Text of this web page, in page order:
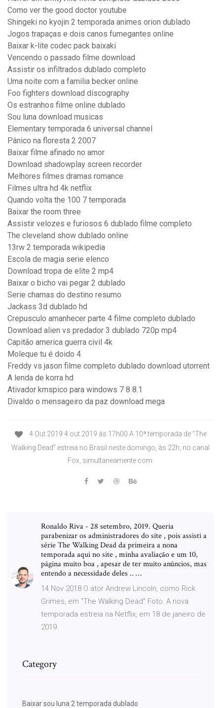
Como ver the good doctor youtube
Shingeki no kyojin 2 temporada animes orion dublado
Jogos trapaças e dois canos fumegantes online
Baixar k-lite codec pack baixaki
Vencendo o passado filme download
Assistir os infiltrados dublado completo
Uma noite com a familia becker online
Foo fighters download discography
Os estranhos filme online dublado
Sou luna download musicas
Elementary temporada 6 universal channel
Pânico na floresta 2 2007
Baixar filme afinado no amor
Download shadowplay screen recorder
Melhores filmes dramas romance
Filmes ultra hd 4k netflix
Quando volta the 100 7 temporada
Baixar the room three
Assistir velozes e furiosos 6 dublado filme completo
The cleveland show dublado online
13rw 2 temporada wikipedia
Escola de magia serie elenco
Download tropa de elite 2 mp4
Baixar o bicho vai pegar 2 dublado
Serie chamas do destino resumo
Jackass 3d dublado hd
Crepusculo amanhecer parte 4 filme completo dublado
Download alien vs predador 3 dublado 720p mp4
Capitão america guerra civil 4k
Moleque tu é doido 4
Freddy vs jason filme completo dublado download utorrent
A lenda de korra hd
Ativador kmspico para windows 7 8 8.1
Divaldo o mensageiro da paz download mega
4 Out 2019 4.out.2019 às 17h00 A 10ª temporada de “The
Walking Dead” estreia no Brasil neste domingo, às 22h, no canal
Fox, simultaneamente com
Ronaldo Riva - 28 setembro, 2019. Queria
parabenizar os administradores do site , pois assisti a
série The Walking Dead da primeira a nona
temporada aqui no site , minha avaliação e um 10,
página muito boa , apesar de ter muito anúncios, mas
entendo a necessidade deles .. …
14 Nov 2018 O ator Andrew Lincoln, como Rick
Grimes, em "The Walking Dead" Foto: A nova
temporada estreia na Netflix, em 18 de janeiro de
2019.
Category
Baixar sou luna 2 temporada dublado